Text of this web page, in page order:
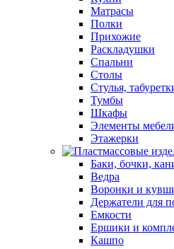
Матрасы
Полки
Прихожие
Раскладушки
Спальни
Столы
Стулья,
Тумбы
Шкафы
Элементы
Этажерки
Баки, бочки,
Ведра
Воронки и
Держатели для
Емкости
Ершики и
Кашпо